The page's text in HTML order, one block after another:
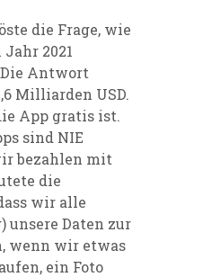
die Frage, wie
2021
Antwort
Milliarden USD.
App gratis ist.
sind NIE
bezahlen mit
die
wir alle
Daten zur
wenn wir etwas
ein Foto